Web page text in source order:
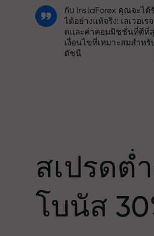
กับ InstaForex คุณจะไ
ได้อย่างแท้จริง: เลเวอเร
ดและค่าคอมมิชชั่นที่ดีที่สุ
เงื่อนไขที่เหมาะสมสำหรั
ดัชนี
เทรดมีคุณค่าเดียวกัน
มุ่งมั่นและวินัยเข้าสู่โลกข
ฐานะพันธมิตรที่สร้างแรง
สเปรดต่
โบนัส